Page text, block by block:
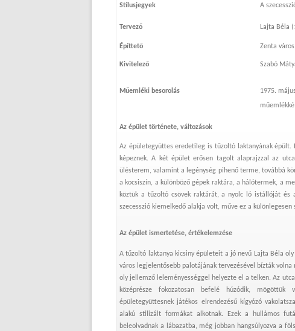
Stílusjegyek A
Tervező
Építtető
Kivitelező
Lajta Béla
Zenta város
Szabó
Műemléki besorolás
1975.
Az épület története, változások
Az épületegyüttes eredetileg is tűzoltó laktanyának
képeznek. A két épület erősen tagolt alaprajzzal az
ülésterem, valamint a legénység pihenő terme, továbbá
a kocsiszín, a különböző gépek raktára, a hálótermek, a
köztük a tűzoltó csövek raktárát, a nyolc ló istállóját és
szecesszió kiemelkedő alakja volt, műve ez a különlegesen
Az épület ismertetése, értékelemzése
A tűzoltó laktanya kicsiny épületeit a jó nevű Lajta Béla
város legjelentősebb palotájának tervezésével bízták
oly jellemző leleményességgel helyezte el a telken. Az
középrésze fokozatosan befelé húzódik,
épületegyüttesnek játékos elrendezésű kígyózó
alakú stilizált formákat alkotnak. Ezek a hullámos
beleolvadnak a lábazatba, még jobban hangsúlyozva a